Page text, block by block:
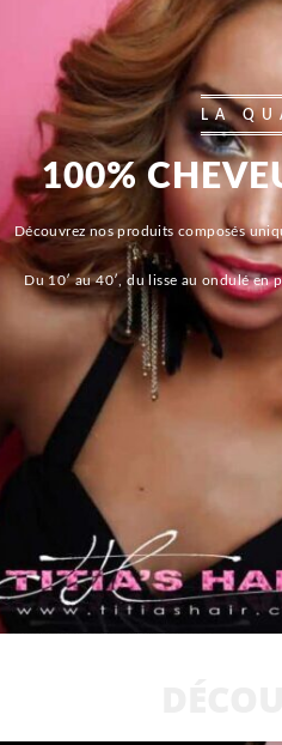
LA
100%
Découvrez nos produits composés
Du 10′ au 40′, du lisse au ondulé en